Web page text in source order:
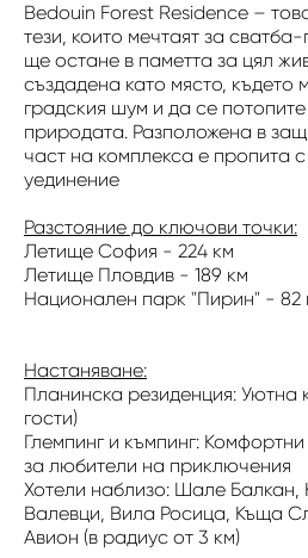
Bedouin Forest Residence –
тези, които мечтаят за
ще остане в паметта за цял
създадена като място, където
градския шум и да се
природата. Разположена в
част на комплекса е пропита
уединение
Разстояние до ключови точки:
Летище София - 224 км
Летище Пловдив - 189 км
Национален парк "Пирин" - 82
Настаняване:
Планинска резиденция: Уютна
гости)
Глемпинг и къмпинг:
за любители на приключения
Хотели наблизо: Шале Балкан,
Валевци, Вила Росица, Къща
Авион (в радиус от 3 км)